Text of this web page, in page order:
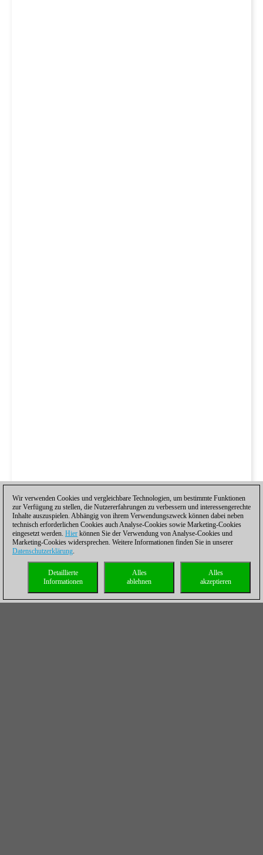
Wir verwenden Cookies und vergleichbare Technologien, um bestimmte Funktionen
zur Verfügung zu stellen, die Nutzererfahrungen zu verbessern und interessengerechte
Inhalte auszuspielen. Abhängig von ihrem Verwendungszweck können dabei neben
technisch erforderlichen Cookies auch Analyse-Cookies sowie Marketing-Cookies
eingesetzt werden. Hier können Sie der Verwendung von Analyse-Cookies und
Marketing-Cookies widersprechen. Weitere Informationen finden Sie in unserer
Datenschutzerklärung.
Alles
akzeptieren
Alles
ablehnen
Detaillierte
Informationen